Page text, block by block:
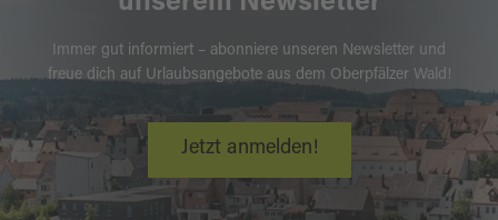
Immer gut informiert – abonniere unseren Newsletter und
freue dich auf Urlaubsangebote aus dem Oberpfälzer Wald!
Jetzt anmelden!